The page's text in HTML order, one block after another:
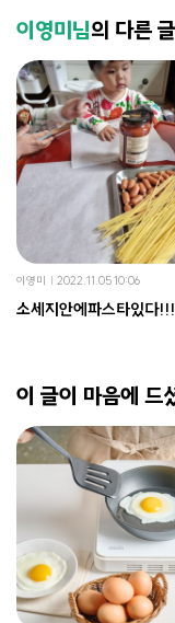
이영미님의 다른
이영미 2022.11.05 10:06
소세지안에파스타있다!!!
이 글이 마음에 드